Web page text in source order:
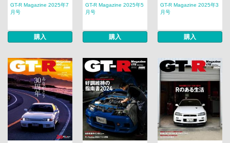
GT-R Magazine 2025年7
月号
購入
GT-R Magazine 2025年5
月号
購入
GT-R Magazine 2025年3
月号
購入